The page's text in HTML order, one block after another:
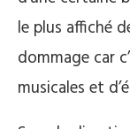
le plus affiché
dommage car
musicales et